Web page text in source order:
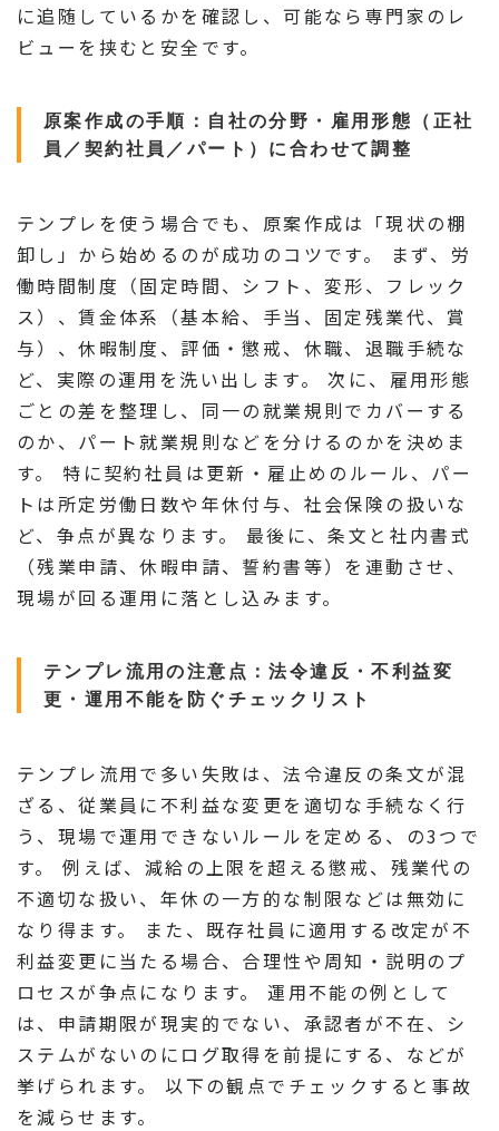
に追随しているかを確認し、可能なら専門家のレ
ビューを挟むと安全です。
原案作成の手順：自社の分野・雇用形態（正社
員／契約社員／パート）に合わせて調整
テンプレを使う場合でも、原案作成は「現状の棚
卸し」から始めるのが成功のコツです。 まず、労
働時間制度（固定時間、シフト、変形、フレック
ス）、賃金体系（基本給、手当、固定残業代、賞
与）、休暇制度、評価・懲戒、休職、退職手続な
ど、実際の運用を洗い出します。 次に、雇用形態
ごとの差を整理し、同一の就業規則でカバーする
のか、パート就業規則などを分けるのかを決めま
す。 特に契約社員は更新・雇止めのルール、パー
トは所定労働日数や年休付与、社会保険の扱いな
ど、争点が異なります。 最後に、条文と社内書式
（残業申請、休暇申請、誓約書等）を連動させ、
現場が回る運用に落とし込みます。
テンプレ流用の注意点：法令違反・不利益変
更・運用不能を防ぐチェックリスト
テンプレ流用で多い失敗は、法令違反の条文が混
ざる、従業員に不利益な変更を適切な手続なく行
う、現場で運用できないルールを定める、の3つで
す。 例えば、減給の上限を超える懲戒、残業代の
不適切な扱い、年休の一方的な制限などは無効に
なり得ます。 また、既存社員に適用する改定が不
利益変更に当たる場合、合理性や周知・説明のプ
ロセスが争点になります。 運用不能の例として
は、申請期限が現実的でない、承認者が不在、シ
ステムがないのにログ取得を前提にする、などが
挙げられます。 以下の観点でチェックすると事故
を減らせます。